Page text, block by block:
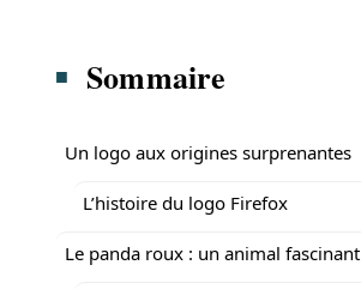
Sommaire
Un logo aux origines surprenantes
L’histoire du logo Firefox
Le panda roux : un animal fascinant